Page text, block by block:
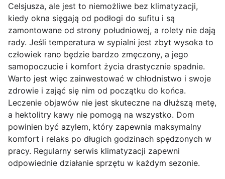
Celsjusza, ale jest to niemożliwe bez klimatyzacji,
kiedy okna sięgają od podłogi do sufitu i są
zamontowane od strony południowej, a rolety nie dają
rady. Jeśli temperatura w sypialni jest zbyt wysoka to
człowiek rano będzie bardzo zmęczony, a jego
samopoczucie i komfort życia drastycznie spadnie.
Warto jest więc zainwestować w chłodnistwo i swoje
zdrowie i zająć się nim od początku do końca.
Leczenie objawów nie jest skuteczne na dłuższą metę,
a hektolitry kawy nie pomogą na wszystko. Dom
powinien być azylem, który zapewnia maksymalny
komfort i relaks po długich godzinach spędzonych w
pracy. Regularny serwis klimatyzacji zapewni
odpowiednie działanie sprzętu w każdym sezonie.